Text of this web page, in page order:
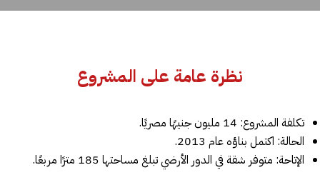
نظرة عامة على المشروع
تكلفة المشروع: 14 مليون جنيهًا مصريًا.
الحالة: اكتمل بناؤه عام 2013.
الإتاحة: متوفر شقة في الدور الأرضي تبلغ مساحتها 185 مترًا مربعًا.